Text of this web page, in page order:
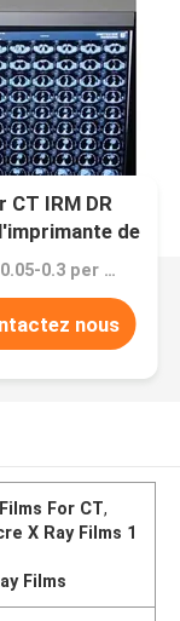
CT IRM DR
de
Prix：USD 0.05-0.3 per sheet
nous
For CT,
X Ray Films 1
Films